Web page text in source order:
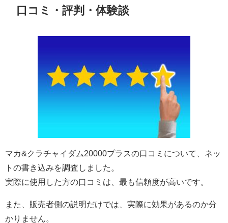
口コミ・評判・体験談
マカ&クラチャイダム20000プラスの口コミについて、ネッ
トの書き込みを調査しました。
実際に使用した方の口コミは、最も信頼度が高いです。
また、販売者側の説明だけでは、実際に効果があるのか分
かりません。